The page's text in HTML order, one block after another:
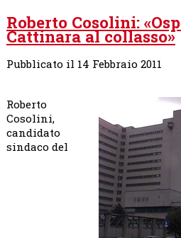
della
salute:
cittadini
e
centro
sistema
sanitario
Roberto Cosolini:
Cattinara al collasso»
Pubblicato il 14 Febbraio 2011
Roberto
Cosolini,
candidato
sindaco del